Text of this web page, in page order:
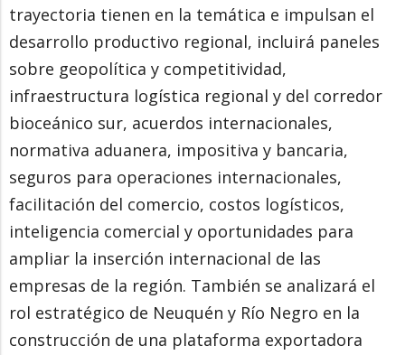
trayectoria tienen en la temática e impulsan el
desarrollo productivo regional, incluirá paneles
sobre geopolítica y competitividad,
infraestructura logística regional y del corredor
bioceánico sur, acuerdos internacionales,
normativa aduanera, impositiva y bancaria,
seguros para operaciones internacionales,
facilitación del comercio, costos logísticos,
inteligencia comercial y oportunidades para
ampliar la inserción internacional de las
empresas de la región. También se analizará el
rol estratégico de Neuquén y Río Negro en la
construcción de una plataforma exportadora